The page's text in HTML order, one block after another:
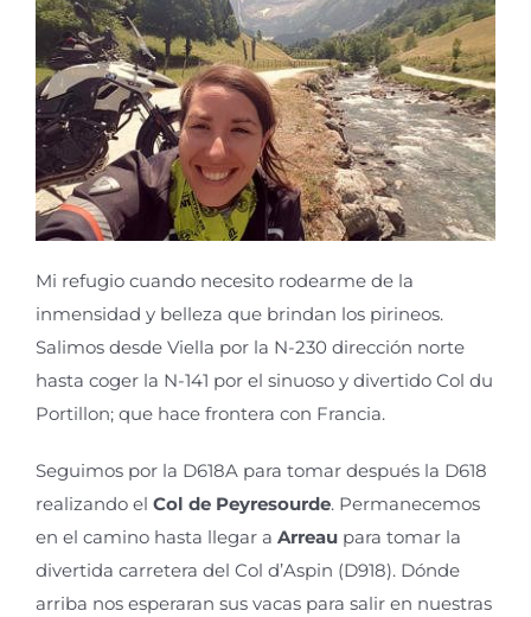
Mi refugio cuando necesito rodearme de la
inmensidad y belleza que brindan los pirineos.
Salimos desde Viella por la N-230 dirección norte
hasta coger la N-141 por el sinuoso y divertido Col du
Portillon; que hace frontera con Francia.
Seguimos por la D618A para tomar después la D618
realizando el Col de Peyresourde. Permanecemos
en el camino hasta llegar a Arreau para tomar la
divertida carretera del Col d’Aspin (D918). Dónde
arriba nos esperaran sus vacas para salir en nuestras